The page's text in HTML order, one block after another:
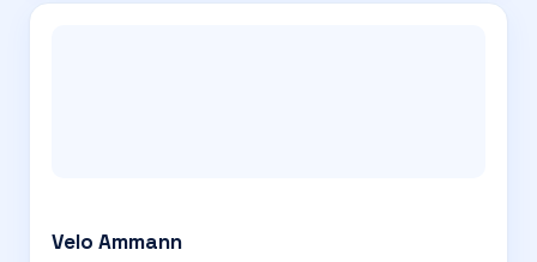
Velo Ammann